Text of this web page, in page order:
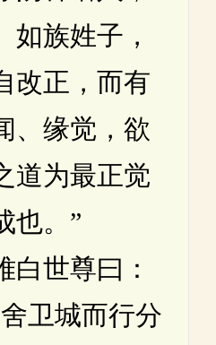
如族姓子，
改正，而有
、缘觉，欲
道为最正觉
也。”
世尊曰：
卫城而行分